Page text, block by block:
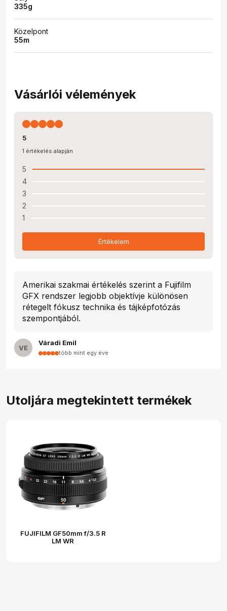
335g
Közelpont
55m
Vásárlói vélemények
5
1 értékelés alapján
5
4
3
2
1
Értékelem
Amerikai szakmai értékelés szerint a Fujifilm
GFX rendszer legjobb objektívje különösen
rétegelt fókusz technika és tájképfotózás
szempontjából.
VE
Váradi Emil
több mint egy éve
Utoljára megtekintett termékek
FUJIFILM GF50mm f/3.5 R
LM WR